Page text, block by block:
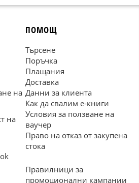
на
на
ПОМОЩ
Търсене
Поръчка
Плащания
Доставка
Данни за клиента
Как да свалим е-книги
Условия за ползване на
ваучер
Право на отказ от закупена
стока
Правилници за
промоционални кампании